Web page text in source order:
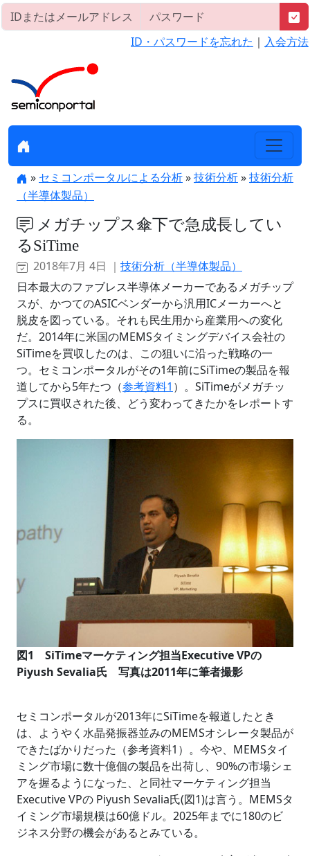
ID・パスワードを忘れた ｜ 入会方法
» セミコンポータルによる分析»技術分析»技術分析
（半導体製品）
メガチップス傘下で急成長してい
るSiTime
2018年7月 4日 ｜ 技術分析（半導体製品）
日本最大のファブレス半導体メーカーであるメガチップ
スが、かつてのASICベンダーから汎用ICメーカーへと
脱皮を図っている。それも民生用から産業用への変化
だ。2014年に米国のMEMSタイミングデバイス会社の
SiTimeを買収したのは、この狙いに沿った戦略の一
つ。セミコンポータルがその1年前にSiTimeの製品を報
道してから5年たつ（参考資料1 ）。SiTimeがメガチッ
プスに買収された後、どう変わってきたかをレポートす
る。
図1 SiTimeマーケティング担当Executive VPの
Piyush Sevalia氏 写真は2011年に筆者撮影
セミコンポータルが2013年にSiTimeを報道したとき
は、ようやく水晶発振器並みのMEMSオシレータ製品が
できたばかりだった（参考資料1）。今や、MEMSタイ
ミング市場に数十億個の製品を出荷し、90%の市場シェ
アを握るようになった、と同社マーケティング担当
Executive VPの Piyush Sevalia氏(図1)は言う。MEMSタ
イミング市場規模は60億ドル。2025年までに180のビ
ジネス分野の機会があるとみている。